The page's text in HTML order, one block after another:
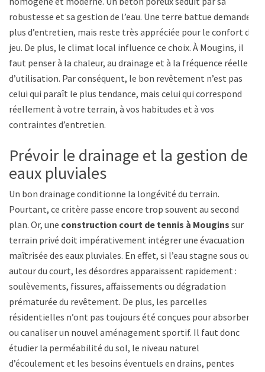
robustesse et sa gestion de l’eau. Une terre battue demande
plus d’entretien, mais reste très appréciée pour le confort de
jeu. De plus, le climat local influence ce choix. À Mougins, il
faut penser à la chaleur, au drainage et à la fréquence réelle
d’utilisation. Par conséquent, le bon revêtement n’est pas
celui qui paraît le plus tendance, mais celui qui correspond
réellement à votre terrain, à vos habitudes et à vos
contraintes d’entretien.
Prévoir le drainage et la gestion des
eaux pluviales
Un bon drainage conditionne la longévité du terrain.
Pourtant, ce critère passe encore trop souvent au second
plan. Or, une construction court de tennis à Mougins sur
terrain privé doit impérativement intégrer une évacuation
maîtrisée des eaux pluviales. En effet, si l’eau stagne sous ou
autour du court, les désordres apparaissent rapidement :
soulèvements, fissures, affaissements ou dégradation
prématurée du revêtement. De plus, les parcelles
résidentielles n’ont pas toujours été conçues pour absorber
ou canaliser un nouvel aménagement sportif. Il faut donc
étudier la perméabilité du sol, le niveau naturel
d’écoulement et les besoins éventuels en drains, pentes